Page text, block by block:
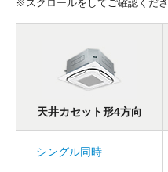
※スクロールをしてご確認くださ
天井カセット形4方向
シングル同時